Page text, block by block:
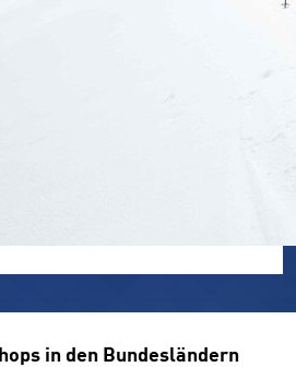
in den Bundesländern